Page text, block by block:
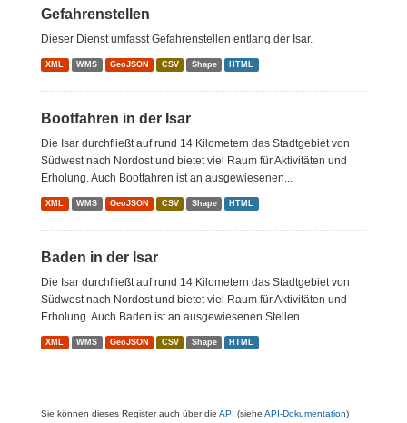
Gefahrenstellen
Dieser Dienst umfasst Gefahrenstellen entlang der Isar.
XML WMS GeoJSON CSV Shape HTML
Bootfahren in der Isar
Die Isar durchfließt auf rund 14 Kilometern das Stadtgebiet von
Südwest nach Nordost und bietet viel Raum für Aktivitäten und
Erholung. Auch Bootfahren ist an ausgewiesenen...
XML WMS GeoJSON CSV Shape HTML
Baden in der Isar
Die Isar durchfließt auf rund 14 Kilometern das Stadtgebiet von
Südwest nach Nordost und bietet viel Raum für Aktivitäten und
Erholung. Auch Baden ist an ausgewiesenen Stellen...
XML WMS GeoJSON CSV Shape HTML
Sie können dieses Register auch über die API (siehe API-Dokumentation)